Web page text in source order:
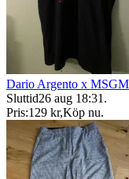
Dario Argento x
Sluttid26 aug 18:31 .
Pris:129 kr,Köp nu.